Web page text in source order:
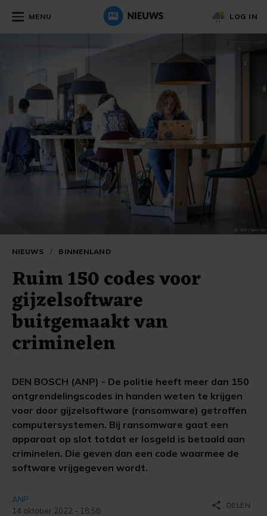
MENU LOG IN
NIEUWS / BINNENLAND
Ruim 150 codes voor
gijzelsoftware
buitgemaakt van
criminelen
DEN BOSCH (ANP) - De politie heeft meer dan 150
ontgrendelingscodes in handen weten te krijgen
voor door gijzelsoftware (ransomware) getroffen
computersystemen. Bij ransomware gaat een
apparaat op slot totdat er losgeld is betaald aan
criminelen. Die geven dan een code waarmee de
software vrijgegeven wordt.
ANP
14 oktober 2022 - 18:58
share DELEN